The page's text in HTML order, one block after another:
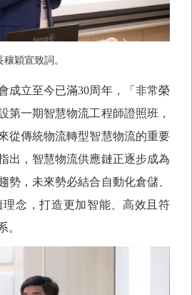
穎宣致詞。
成立至今已滿30周年，「非常榮
第一期智慧物流工程師證照班，
從傳統物流轉型智慧物流的重要
出，智慧物流供應鏈正逐步成為
勢，未來勢必結合自動化倉儲、
理念，打造更加智能、高效且符
。